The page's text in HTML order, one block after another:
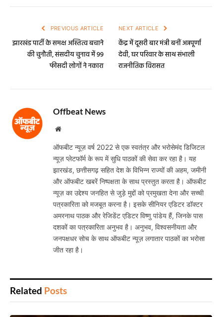
PREVIOUS ARTICLE
झारखंड पार्टी के समक्ष अस्तित्व बचाने
की चुनौती, संसदीय चुनाव में 99
फीसदी लोगों ने नकारा
NEXT ARTICLE
केंद्र में दूसरी बार मंत्री बनीं अन्नपूर्णा
देवी, घर परिवार के साथ संभाली
राजनीतिक विरासत
Offbeat News
Website
ऑफबीट न्यूज़ वर्ष 2022 से एक स्वतंत्र और भरोसेमंद डिजिटल
न्यूज़ प्लेटफॉर्म के रूप में सुधि पाठकों की सेवा कर रहा है। यह
झारखंड, छत्तीसगढ़ सहित देश के विभिन्न राज्यों की अहम, जमीनी
और ऑफबीट खबरें निष्पक्षता के साथ प्रस्तुत करता है। ऑफबीट
न्यूज़ का उद्देश्य जनहित से जुड़े मुद्दों को प्रमुखता देना और सच्ची
पत्रकारिता को मजबूत करना है। इसके सीनियर एडिटर डॉक्टर
अमरनाथ पाठक और रेजिडेंट एडिटर विष्णु पांडेय हैं, जिनके पास
दशकों का पत्रकारिता अनुभव है। अनुभव, विश्वसनीयता और
जनपक्षधर सोच के साथ ऑफबीट न्यूज़ लगातार पाठकों का भरोसा
जीत रहा है।
Related Posts